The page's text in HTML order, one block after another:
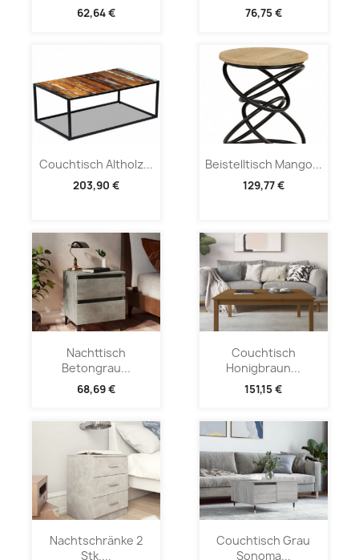
62,64 € 76,75 €
Couchtisch Altholz...
203,90 €
Beistelltisch Mango...
129,77 €
Nachttisch
Betongrau...
68,69 €
Couchtisch
Honigbraun...
151,15 €
Nachtschränke 2
Stk....
Couchtisch Grau
Sonoma...